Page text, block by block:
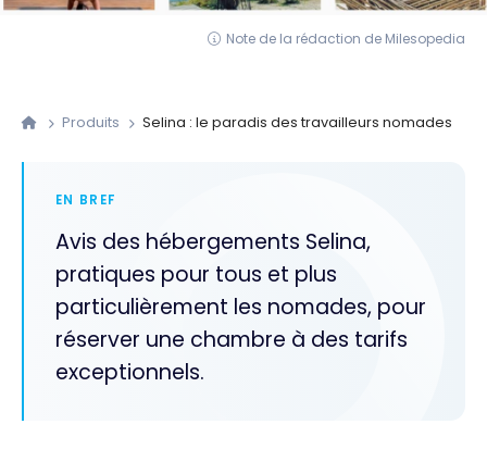
Note de la rédaction de Milesopedia
Produits Selina : le paradis des travailleurs nomades
EN BREF
Avis des hébergements Selina,
pratiques pour tous et plus
particulièrement les nomades, pour
réserver une chambre à des tarifs
exceptionnels.